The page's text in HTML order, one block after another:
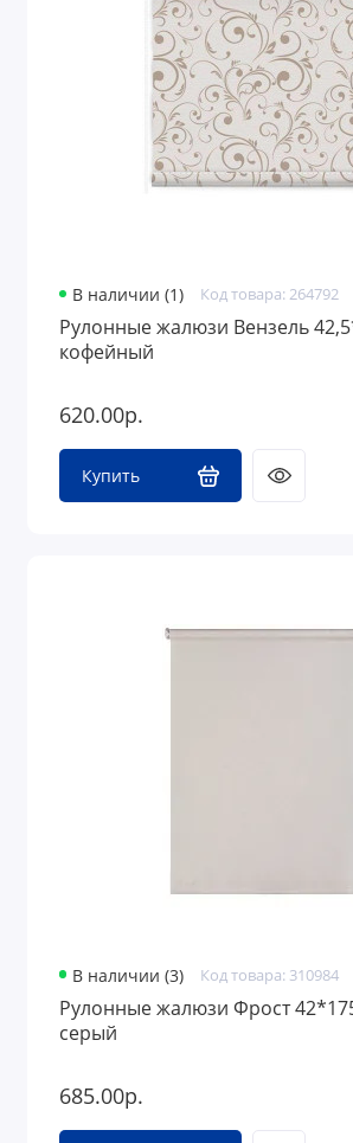
В наличии (1) Код товара: 264792
Рулонные жалюзи Вензель
кофейный
620.00р.
Купить
В наличии (3) Код товара: 310984
Рулонные жалюзи Фрост
серый
685.00р.